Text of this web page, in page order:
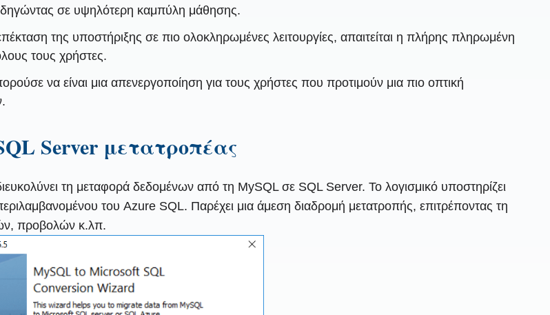
σε υψηλότερη καμπύλη μάθησης.
της υποστήριξης σε πιο ολοκληρωμένες λειτουργίες, απαιτείται η πλήρης πληρωμένη
τους χρήστες.
να είναι μια απενεργοποίηση για τους χρήστες που προτιμούν μια πιο οπτική
Server μετατροπέας
τη μεταφορά δεδομένων από τη MySQL σε SQL Server. Το λογισμικό υποστηρίζει
του Azure SQL. Παρέχει μια άμεση διαδρομή μετατροπής, επιτρέποντας τη
προβολών κ.λπ.